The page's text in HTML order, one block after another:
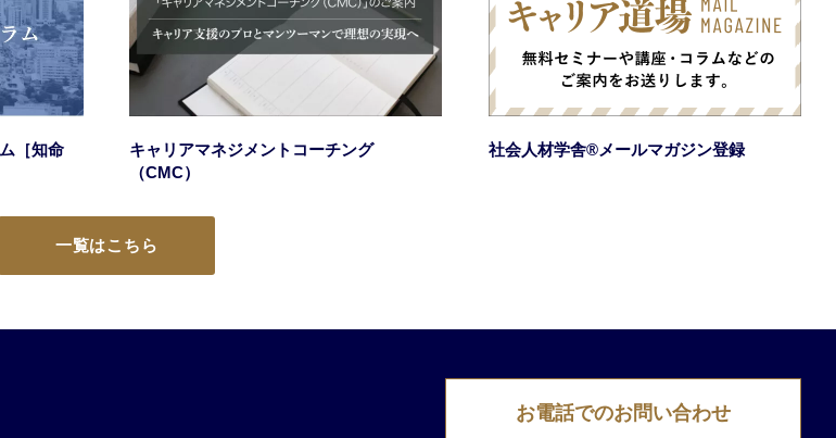
［知命
キャリアマネジメントコーチング
（CMC）
社会人材学舎®メールマガジン登録
一覧はこちら
お電話でのお問い合わせ